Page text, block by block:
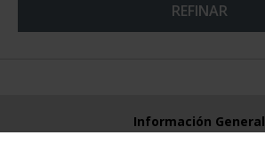
REFINAR
Información General